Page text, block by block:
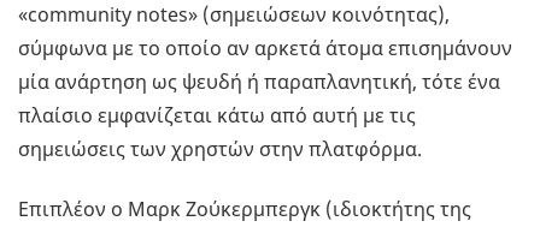
«community notes» (σημειώσεων κοινότητας),
σύμφωνα με το οποίο αν αρκετά άτομα επισημάνουν
μία ανάρτηση ως ψευδή ή παραπλανητική, τότε ένα
πλαίσιο εμφανίζεται κάτω από αυτή με τις
σημειώσεις των χρηστών στην πλατφόρμα.
Επιπλέον o Μαρκ Ζούκερμπεργκ (ιδιοκτήτης της